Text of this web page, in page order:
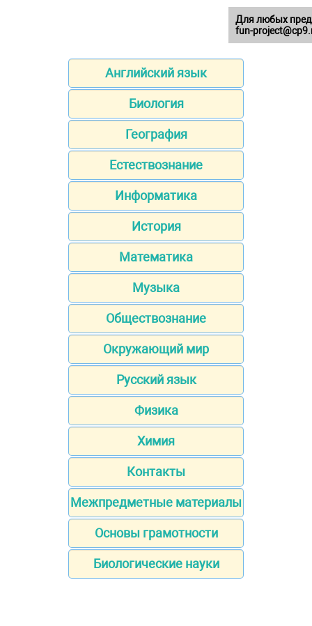
Английский язык
Биология
География
Естествознание
Информатика
История
Математика
Музыка
Обществознание
Окружающий мир
Русский язык
Физика
Химия
Контакты
Межпредметные материалы
Основы грамотности
Биологические науки
Для любых
fun-